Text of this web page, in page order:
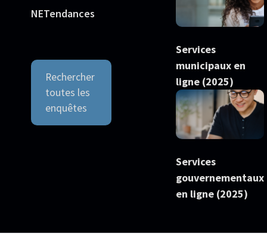
NETendances
Rechercher
toutes les
enquêtes
Services
municipaux en
ligne (2025)
Services
gouvernementaux
en ligne (2025)